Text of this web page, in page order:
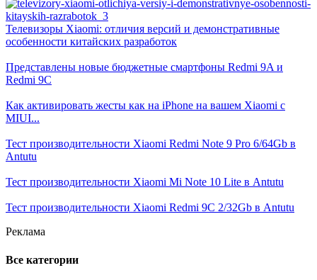
Телевизоры Xiaomi: отличия версий и демонстративные
особенности китайских разработок
Представлены новые бюджетные смартфоны Redmi 9A и
Redmi 9C
Как активировать жесты как на iPhone на вашем Xiaomi с
MIUI...
Тест производительности Xiaomi Redmi Note 9 Pro 6/64Gb в
Antutu
Тест производительности Xiaomi Mi Note 10 Lite в Antutu
Тест производительности Xiaomi Redmi 9C 2/32Gb в Antutu
Реклама
Все категории